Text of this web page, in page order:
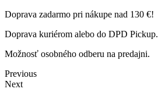
Doprava zadarmo pri nákupe nad 130 €!
Doprava kuriérom alebo do DPD Pickup.
Možnosť osobného odberu na predajni.
Previous
Next